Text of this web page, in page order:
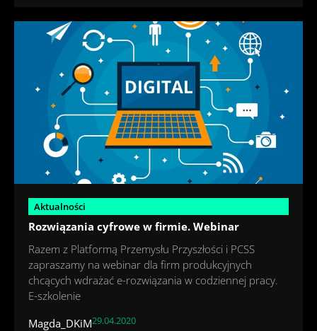
Aktualności
Rozwiązania cyfrowe w firmie. Webinar
Razem z Platformą Przemysłu Przyszłości i PCSS
zapraszamy na webinar dla firm produkcyjnych
chcących wdrażać e-rozwiązania w codziennej pracy.
E-szkolenie
Magda_DKiM29.04.2020